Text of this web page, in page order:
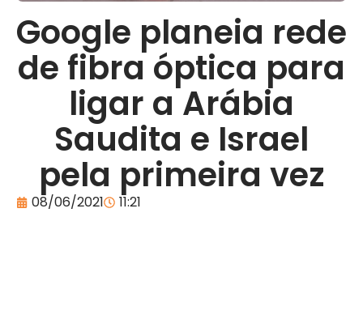
Google planeia rede
de fibra óptica para
ligar a Arábia
Saudita e Israel
pela primeira vez
08/06/2021 11:21